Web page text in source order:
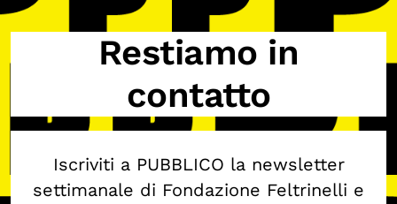
Restiamo in
contatto
Iscriviti a PUBBLICO la newsletter
settimanale di Fondazione Feltrinelli e